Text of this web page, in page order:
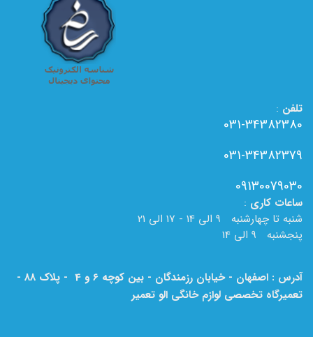
تلفن :
031-34382380
031-34382379
09130079030
ساعات کاری :
شنبه تا چهارشنبه 9 الی 14 - 17 الی 21
پنجشنبه 9 الی 14
آدرس : اصفهان - خیابان رزمندگان - بین کوچه 6 و 4 - پلاک 88 -
تعمیرگاه تخصصی لوازم خانگی الو تعمیر